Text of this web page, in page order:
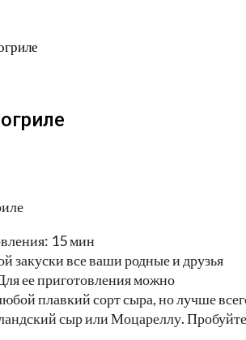
15 мин
закуски все ваши родные и друзья
ее приготовления можно
плавкий сорт сыра, но лучше
сыр или Моцареллу.